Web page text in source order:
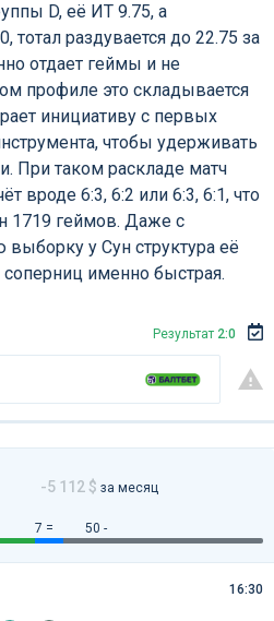
D, её ИТ 9.75, а
тотал раздувается до 22.75 за
отдает геймы и не
профиле это складывается
инициативу с первых
чтобы удерживать
При таком раскладе матч
вроде 6:3, 6:2 или 6:3, 6:1, что
1719 геймов. Даже с
у Сун структура её
именно быстрая.
Результат 2:0
-5 112 $ за месяц
7 = 50 -
16:30